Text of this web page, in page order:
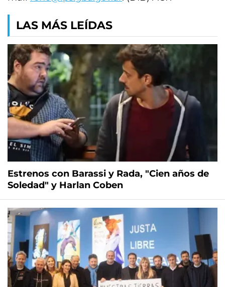
LAS MÁS LEÍDAS
Estrenos con Barassi y Rada, "Cien años de
Soledad" y Harlan Coben